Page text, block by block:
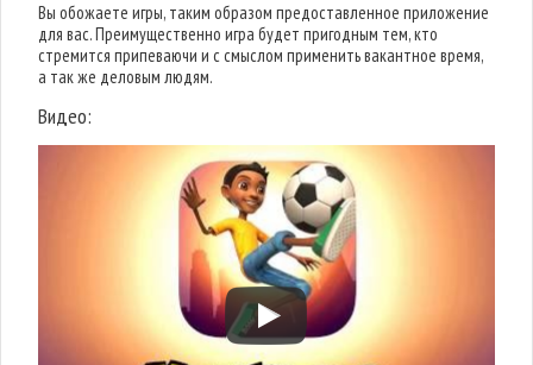
Вы обожаете игры, таким образом предоставленное приложение
для вас. Преимущественно игра будет пригодным тем, кто
стремится припеваючи и с смыслом применить вакантное время,
а так же деловым людям.
Видео: